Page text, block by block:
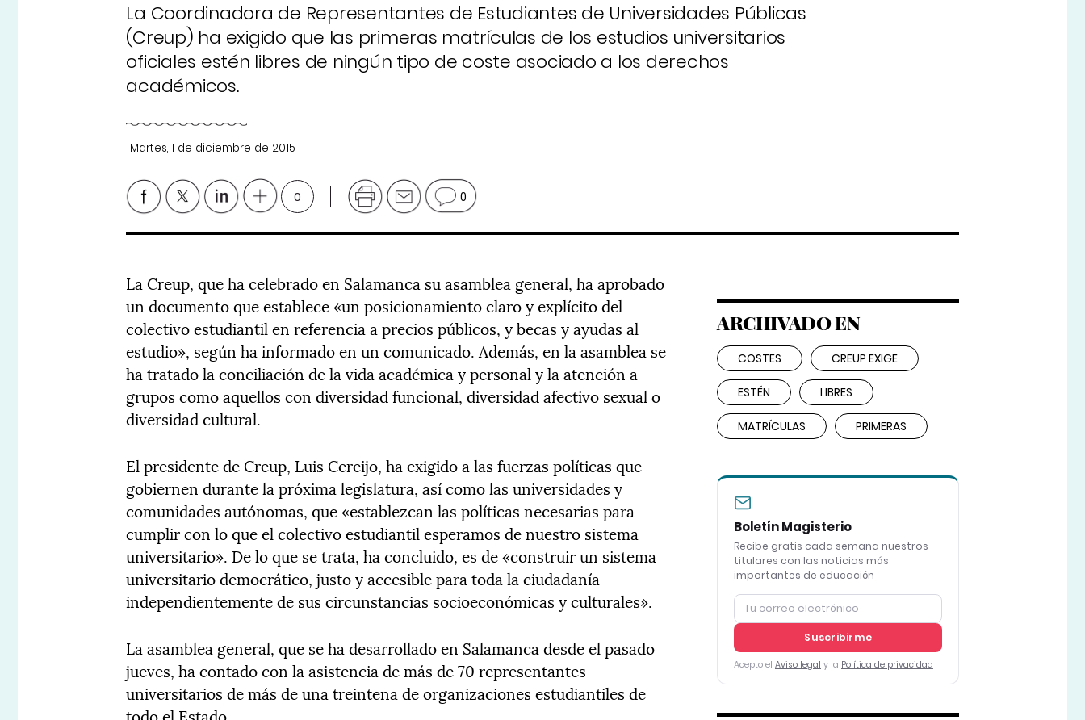
La Coordinadora de Representantes de Estudiantes de Universidades Públicas
(Creup) ha exigido que las primeras matrículas de los estudios universitarios
oficiales estén libres de ningún tipo de coste asociado a los derechos
académicos.
Martes, 1 de diciembre de 2015
0 0
La Creup, que ha celebrado en Salamanca su asamblea general, ha aprobado
un documento que establece «un posicionamiento claro y explícito del
colectivo estudiantil en referencia a precios públicos, y becas y ayudas al
estudio», según ha informado en un comunicado. Además, en la asamblea se
ha tratado la conciliación de la vida académica y personal y la atención a
grupos como aquellos con diversidad funcional, diversidad afectivo sexual o
diversidad cultural.
El presidente de Creup, Luis Cereijo, ha exigido a las fuerzas políticas que
gobiernen durante la próxima legislatura, así como las universidades y
comunidades autónomas, que «establezcan las políticas necesarias para
cumplir con lo que el colectivo estudiantil esperamos de nuestro sistema
universitario». De lo que se trata, ha concluido, es de «construir un sistema
universitario democrático, justo y accesible para toda la ciudadanía
independientemente de sus circunstancias socioeconómicas y culturales».
La asamblea general, que se ha desarrollado en Salamanca desde el pasado
jueves, ha contado con la asistencia de más de 70 representantes
universitarios de más de una treintena de organizaciones estudiantiles de
ARCHIVADO EN
COSTES CREUP EXIGE
ESTÉN LIBRES
MATRÍCULAS PRIMERAS
Boletín Magisterio
Recibe gratis cada semana nuestros
titulares con las noticias más
importantes de educación
Suscribirme
Acepto el Aviso legal y la Política de privacidad